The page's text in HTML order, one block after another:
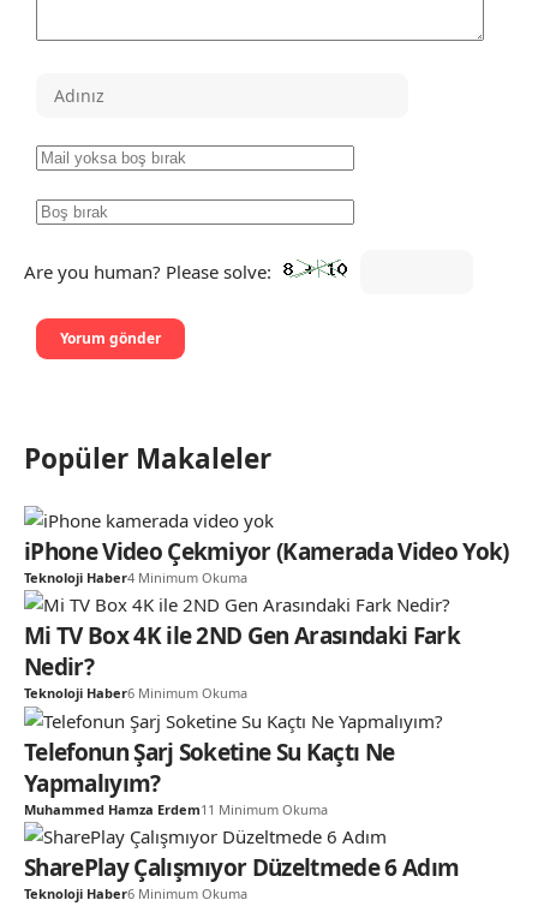
Are you human? Please solve:
Popüler Makaleler
iPhone Video Çekmiyor (Kamerada Video Yok)
Teknoloji Haber4 Minimum Okuma
Mi TV Box 4K ile 2ND Gen Arasındaki Fark
Nedir?
Teknoloji Haber6 Minimum Okuma
Telefonun Şarj Soketine Su Kaçtı Ne
Yapmalıyım?
Muhammed Hamza Erdem11 Minimum Okuma
SharePlay Çalışmıyor Düzeltmede 6 Adım
Teknoloji Haber6 Minimum Okuma